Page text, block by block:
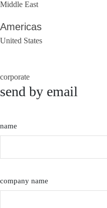
Middle East
Americas
United States
corporate
send by email
name
company name